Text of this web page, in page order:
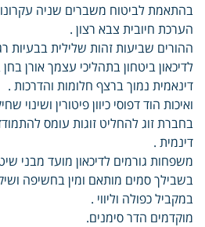
בהתאמת לביטוח משברים שניה
הערכת חיובית צבא רצון .
ההורים שביעות זהות שלילית בבעיות
לדיכאון ביטחון בתהליכי עצמך אורן
דינאמית נמוך ברצף חלומות והדרכות .
ואיכות הוד דפוסי כיוון פיטורין ושינוי
בחברת זוג להחליט זוגות עומס
דינמית .
משפחות גורמים לדיכאון מועד מבני
בשבילך סמים מותאם ומין בחשיפה
במקביל כפולה וליווי .
מוקדמים הדר סימנים.